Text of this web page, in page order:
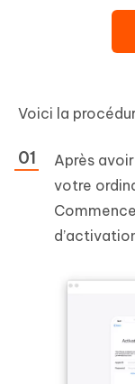
Voici la
Après
votre